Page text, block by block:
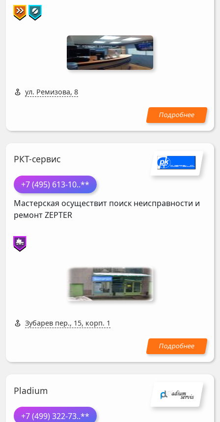
ул. Ремизова, 8
РКТ-сервис
+7 (495) 613-10..**
Мастерская осуществит поиск неисправности и
ремонтZEPTER
Зубарев пер., 15, корп. 1
Pladium
+7 (499) 322-73..**